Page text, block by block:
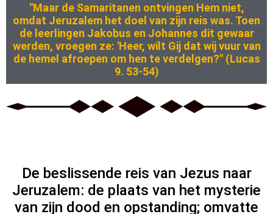
"Maar de Samaritanen ontvingen Hem niet,
omdat Jeruzalem het doel van zijn reis was. Toen
de leerlingen Jakobus en Johannes dit gewaar
werden, vroegen ze: 'Heer, wilt Gij dat wij vuur van
de hemel afroepen om hen te verdelgen?" (Lucas
9. 53-54)
De beslissende reis van Jezus naar
Jeruzalem: de plaats van het mysterie
van zijn dood en opstanding; omvatte